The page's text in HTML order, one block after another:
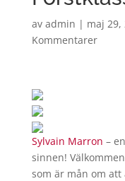
av admin | maj 29,
Kommentarer
Sylvain Marron –
sinnen!
som är mån om